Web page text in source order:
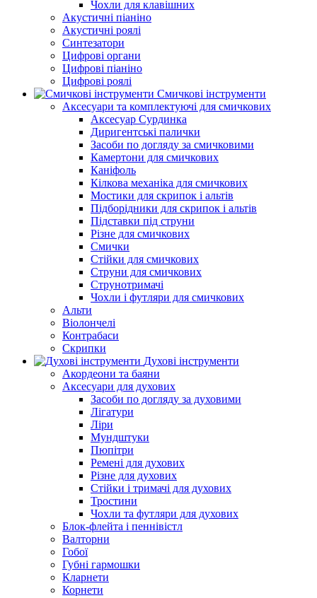
Чохли для клавішних
Акустичні піаніно
Акустичні роялі
Синтезатори
Цифрові органи
Цифрові піаніно
Цифрові роялі
Смичкові інструменти
Аксесуари та комплектуючі для смичкових
Аксесуар Сурдинка
Диригентські палички
Засоби по догляду за смичковими
Камертони для смичкових
Каніфоль
Кілкова механіка для смичкових
Мостики для скрипок і альтів
Підборiдники для скрипок і альтів
Підставки під струни
Різне для смичкових
Смички
Стійки для смичкових
Струни для смичкових
Струнотримачі
Чохли і футляри для смичкових
Альти
Віолончелі
Контрабаси
Скрипки
Духові інструменти
Акордеони та баяни
Аксесуари для духових
Засоби по догляду за духовими
Лігатури
Ліри
Мундштуки
Пюпітри
Ремені для духових
Різне для духових
Стійки і тримачі для духових
Тростини
Чохли та футляри для духових
Блок-флейта і пеннівістл
Валторни
Гобої
Губні гармошки
Кларнети
Корнети